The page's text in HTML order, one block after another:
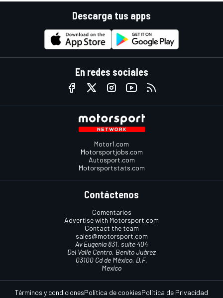
Descarga tus apps
En redes sociales
Motor1.com
Motorsportjobs.com
Autosport.com
Motorsportstats.com
Contáctenos
Comentarios
Advertise with Motorsport.com
Contact the team
sales@motorsport.com
Av Eugenia 831, suite 404
Del Valle Centro, Benito Juárez
03100 Cd de México, D.F.
Mexico
Términos y condicionesPolítica de cookiesPolítica de Privacidad